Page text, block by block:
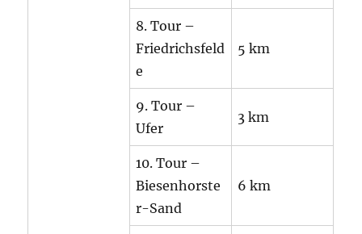
8. Tour –
Friedrichsfeld
e
5 km
9. Tour –
Ufer
3 km
10. Tour –
Biesenhorste
r-Sand
6 km